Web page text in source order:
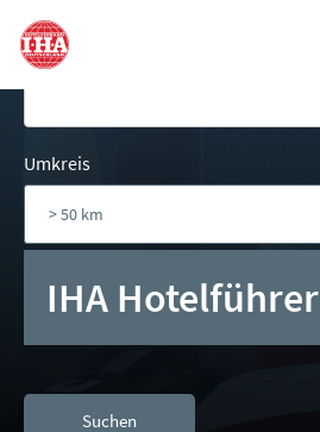
IHA Hotelführer
Stadt
Umkreis
Hotelname